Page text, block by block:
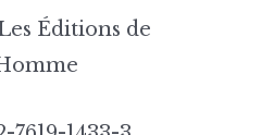
Éditions de